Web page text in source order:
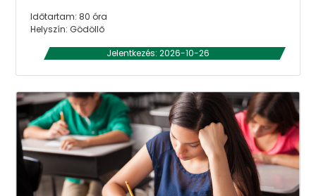
Időtartam: 80 óra
Helyszín: Gödöllő
Jelentkezés: 2026-10-26